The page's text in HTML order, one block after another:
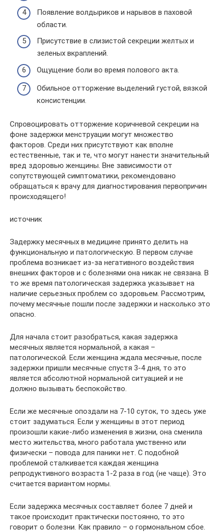
Появление волдыриков и нарывов в паховой
области.
Присутствие в слизистой секреции желтых и
зеленых вкраплений.
Ощущение боли во время полового акта.
Обильное отторжение выделений густой, вязкой
консистенции.
Спровоцировать отторжение коричневой секреции на
фоне задержки менструации могут множество
факторов. Среди них присутствуют как вполне
естественные, так и те, что могут нанести значительный
вред здоровью женщины. Вне зависимости от
сопутствующей симптоматики, рекомендовано
обращаться к врачу для диагностирования первопричин
происходящего!
источник
Задержку месячных в медицине принято делить на
функциональную и патологическую. В первом случае
проблема возникает из-за негативного воздействия
внешних факторов и с болезнями она никак не связана. В
то же время патологическая задержка указывает на
наличие серьезных проблем со здоровьем. Рассмотрим,
почему месячные пошли после задержки и насколько это
опасно.
Для начала стоит разобраться, какая задержка
месячных является нормальной, а какая –
патологической. Если женщина ждала месячные, после
задержки пришли месячные спустя 3-4 дня, то это
является абсолютной нормальной ситуацией и не
должно вызывать беспокойство.
Если же месячные опоздали на 7-10 суток, то здесь уже
стоит задуматься. Если у женщины в этот период
произошли какие-либо изменения в жизни, она сменила
место жительства, много работала умственно или
физически – повода для паники нет. С подобной
проблемой сталкивается каждая женщина
репродуктивного возраста 1-2 раза в год (не чаще). Это
считается вариантом нормы.
Если задержка месячных составляет более 7 дней и
такое происходит практически постоянно, то это
говорит о болезни. Как правило – о гормональном сбое.